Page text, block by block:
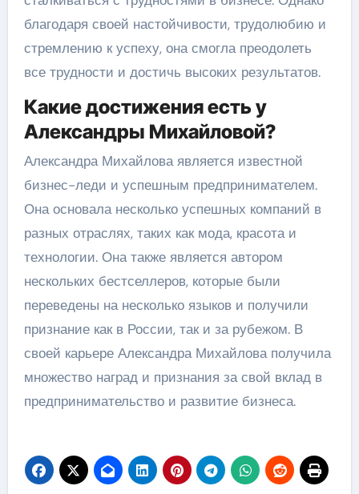
благодаря своей настойчивости, трудолюбию и
стремлению к успеху, она смогла преодолеть
все трудности и достичь высоких результатов.
Какие достижения есть у
Александры Михайловой?
Александра Михайлова является известной
бизнес-леди и успешным предпринимателем.
Она основала несколько успешных компаний в
разных отраслях, таких как мода, красота и
технологии. Она также является автором
нескольких бестселлеров, которые были
переведены на несколько языков и получили
признание как в России, так и за рубежом. В
своей карьере Александра Михайлова получила
множество наград и признания за свой вклад в
предпринимательство и развитие бизнеса.